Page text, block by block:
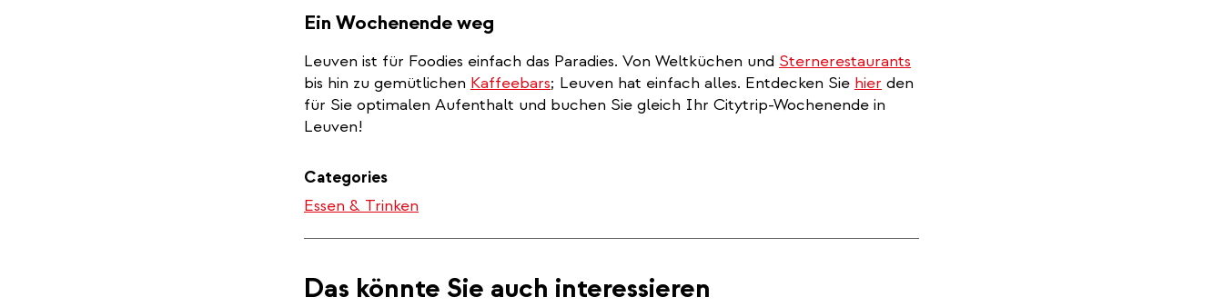
Ein Wochenende weg
Leuven ist für Foodies einfach das Paradies. Von Weltküchen und Sternerestaurants
bis hin zu gemütlichen Kaffeebars; Leuven hat einfach alles. Entdecken Sie hier den
für Sie optimalen Aufenthalt und buchen Sie gleich Ihr Citytrip-Wochenende in
Leuven!
Categories
Essen & Trinken
Das könnte Sie auch interessieren